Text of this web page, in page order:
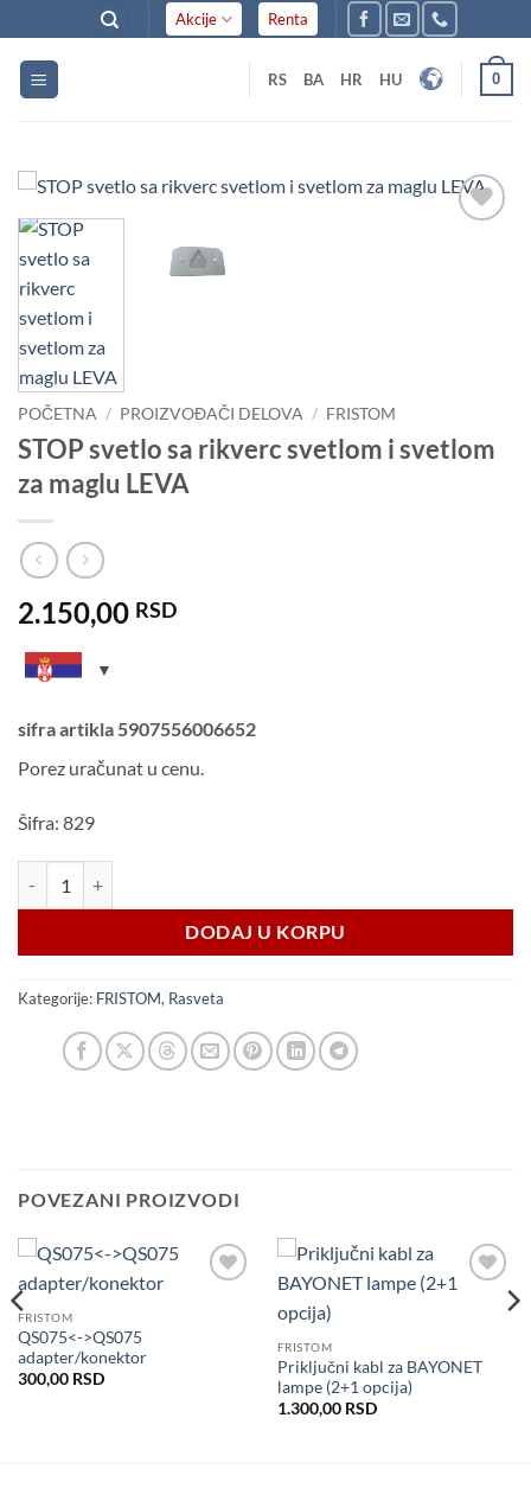
to
content
Akcije Renta
RS BA HR HU 0
POČETNA / PROIZVOĐAČI DELOVA / FRISTOM
STOP svetlo sa rikverc svetlom i svetlom
za maglu LEVA
2.150,00 RSD
sifra artikla5907556006652
Porez uračunat u cenu.
Šifra: 829
DODAJ U KORPU
Kategorije: FRISTOM, Rasveta
POVEZANI PROIZVODI
FRISTOM
QS075<->QS075
adapter/konektor
300,00 RSD
FRISTOM
Priključni kabl za BAYONET
lampe (2+1 opcija)
1.300,00 RSD